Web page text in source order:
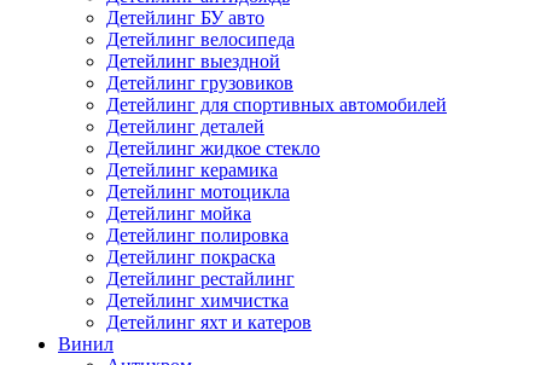
Детейлинг БУ авто
Детейлинг велосипеда
Детейлинг выездной
Детейлинг грузовиков
Детейлинг для спортивных автомобилей
Детейлинг деталей
Детейлинг жидкое стекло
Детейлинг керамика
Детейлинг мотоцикла
Детейлинг мойка
Детейлинг полировка
Детейлинг покраска
Детейлинг рестайлинг
Детейлинг химчистка
Детейлинг яхт и катеров
Винил